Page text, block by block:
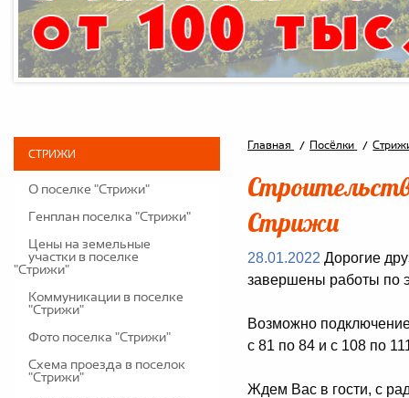
СТРИЖИ
О поселке "Стрижи"
Генплан поселка "Стрижи"
Цены на земельные
участки в поселке
"Стрижи"
Коммуникации в поселке
"Стрижи"
Фото поселка "Стрижи"
Схема проезда в поселок
"Стрижи"
Главная Посёлки
Стрижи
28.01.2022 Дорогие
завершены работы по
Возможно
с 81 по 84 и с 108 по
Ждем Вас в гости, с